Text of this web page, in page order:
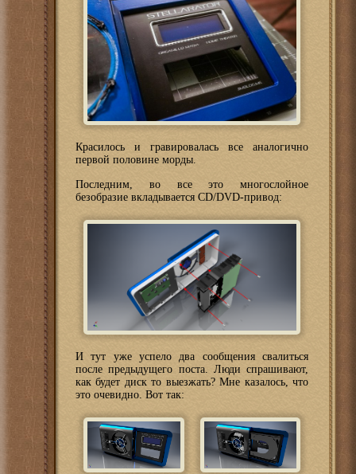
Красилось и гравировалась все аналогично
первой половине морды.
Последним, во все это многослойное
безобразие вкладывается CD/DVD-привод:
И тут уже успело два сообщения свалиться
после предыдущего поста. Люди спрашивают,
как будет диск то выезжать? Мне казалось, что
это очевидно. Вот так: